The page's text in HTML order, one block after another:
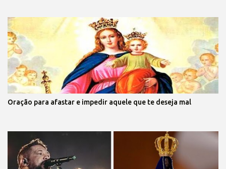
Oração para afastar e impedir aquele que te deseja mal